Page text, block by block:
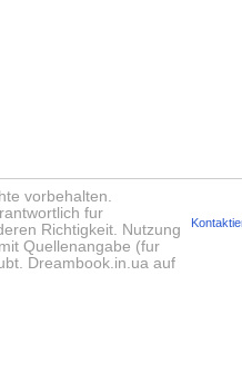
vorbehalten.
fur
Richtigkeit. Nutzung
Quellenangabe (fur
Dreambook.in.ua auf